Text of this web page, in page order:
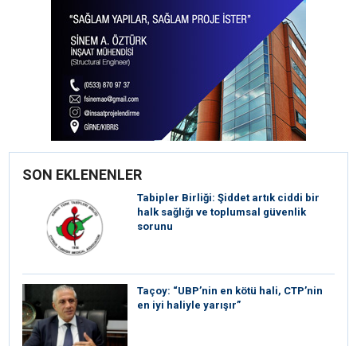
SON EKLENENLER
Tabipler Birliği: Şiddet artık ciddi bir
halk sağlığı ve toplumsal güvenlik
sorunu
Taçoy: “UBP’nin en kötü hali, CTP’nin
en iyi haliyle yarışır”